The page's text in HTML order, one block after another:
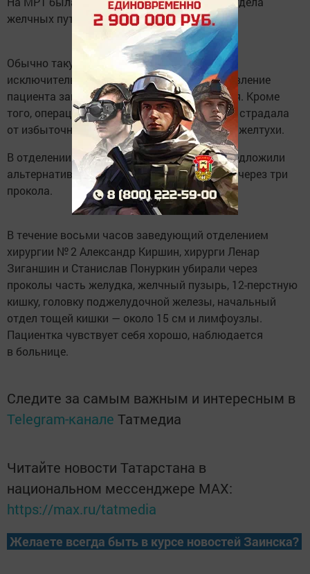
желчных путей.
Обычно такую сложную операцию делают
исключительно открытым путем, восстановление
пациента занимает продолжительное время. Кроме
того, операцию осложняло то, что женщина страдала
от избыточной массы тела и механической желтухи.
В отделении хирургии № 2 РКБ женщине предложили
альтернативный вариант — убрать опухоль через три
прокола.
В течение восьми часов заведующий отделением
хирургии № 2 Александр Киршин, хирурги Ленар
Зиганшин и Станислав Понуркин убирали через
проколы часть желудка, желчный пузырь, 12-перстную
кишку, головку поджелудочной железы, начальный
отдел тощей кишки — около 15 см и лимфоузлы.
Пациентка чувствует себя хорошо, наблюдается
в больнице.
Следите за самым важным и интересным в
Telegram-канале Татмедиа
Читайте новости Татарстана в
национальном мессенджере MАХ:
https://max.ru/tatmedia
Желаете всегда быть в курсе новостей Заинска?